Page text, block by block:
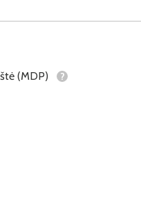
(MDP) ?